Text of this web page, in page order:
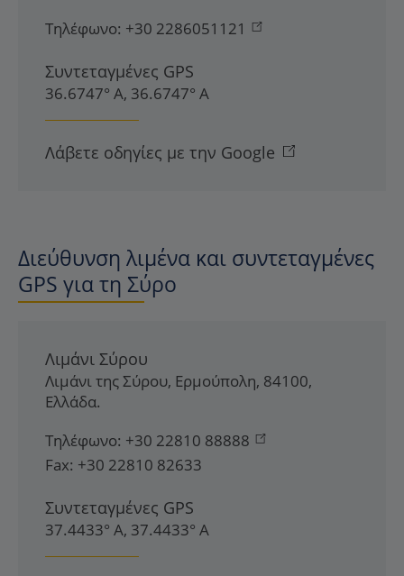
Τηλέφωνο: +30 2286051121
Συντεταγμένες GPS
36.6747° Α, 36.6747° Α
Λάβετε οδηγίες με την Google
Διεύθυνση λιμένα και συντεταγμένες
GPS για τη Σύρο
Λιμάνι Σύρου
Λιμάνι της Σύρου, Ερμούπολη, 84100,
Ελλάδα.
Τηλέφωνο: +30 22810 88888
Fax: +30 22810 82633
Συντεταγμένες GPS
37.4433° Α, 37.4433° Α